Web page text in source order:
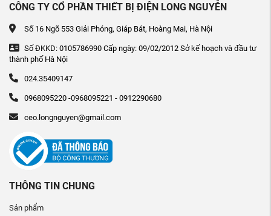
CÔNG TY CỔ PHẦN THIẾT BỊ ĐIỆN LONG NGUYỄN
Số 16 Ngõ 553 Giải Phóng, Giáp Bát, Hoàng Mai, Hà Nội
Số ĐKKD: 0105786990 Cấp ngày: 09/02/2012 Sở kế hoạch và đầu tư
thành phố Hà Nội
024.35409147
0968095220 -0968095221 - 0912290680
ceo.longnguyen@gmail.com
THÔNG TIN CHUNG
Sản phẩm